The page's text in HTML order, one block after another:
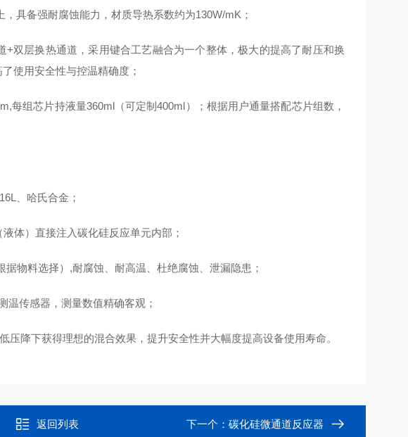
具备强耐腐蚀能力，材质导热系数约为130W/mK；
双层换热通道，采用键合工艺融合为一个整体，极大的提高了耐压和换
使用安全性与控温精确度；
每组芯片持液量360ml（可定制400ml）；根据用户通量搭配芯片组数，
、哈氏合金；
体）直接注入碳化硅反应单元内部；
物料选择）,耐腐蚀、耐高温、杜绝腐蚀、泄漏隐患；
温传感器，测量数值精确客观；
降下获得理想的混合效果，提升安全性并大幅度提高设备使用寿命。
返回列表 下一个： 碳化硅微通道反应器